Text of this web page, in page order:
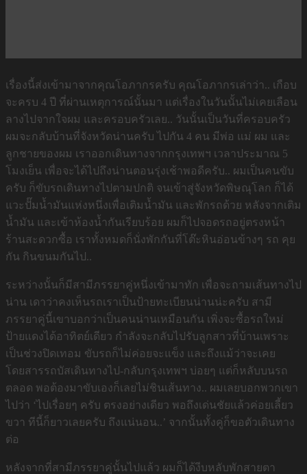
เรื่องนี้ส่งเข้ามาจากคุณโอภากรครับ คุณโอภากรเล่าว่า.. เกือบ
จะครบ 4 ปี ที่ผ่านเหตุการณ์นั้นมา แต่เรื่องในวันนั้นไม่เคยเลือน
ลางไปจากใจผม และครอบครัวเลย.. วันนั้นเป็นวันที่ครอบครัว
ผมจะกลับบ้านที่จังหวัดน่านครับ ไปกัน 4 คน มีพ่อ แม่ ผม และ
ลูกชายของผม เราออกเดินทางจากกรุงเทพฯ เวลาประมาณ 5
โมงเย็น เพื่อจะได้ไปถึงน่านตอนรุ่งเช้าพอดีครับ.. ผมเป็นคนขับ
ครับ ก็ขับรถเดินทางไปตามปกติ จนเข้าสู่จังหวัดพิษณุโลก ก็ได้
แวะปั๊มน้ำมันแห่งหนึ่งเพื่อเติมน้ำมัน และพักรถด้วย หลังจากเติม
น้ำมัน และเข้าห้องน้ำกันเรียบร้อย ผมก็ไปจอดรถอยู่ตรงหน้า
ร้านสะดวกซื้อ เราทั้งหมดก็นั่งพักกันที่โต๊ะหินอ่อนข้างๆ รถ คุย
กัน กินขนมกันไป..
ระหว่างนั้นก็มีสามีภรรยาคู่หนึ่งเข้ามาทัก เพื่อจะถามเส้นทางไป
น่าน เดาว่าคงเห็นรถเราเป็นป้ายทะเบียนน่านน่ะครับ สามี
ภรรยาคู่นี้เขาบอกว่าเป็นคนน่านเหมือนกัน เพิ่งจะซื้อรถใหม่
ป้ายแดงได้อาทิตย์เดียว กำลังจะกลับไปรับลูกสาวที่บ้านเพราะ
เป็นช่วงปิดเทอม ขับรถก็ไม่ค่อยจะแข็ง และถึงแม้ว่าจะเคย
โดยสารรถบัสเดินทางไป-กลับกรุงเทพฯ บ่อยๆ แต่ก็หลับบนรถ
ตลอด พอต้องมาขับเองก็เลยไม่ชินเส้นทาง.. ผมเลยบอกพวกเขา
ไปว่า ‘ไปเรื่อยๆ ครับ ตรงอย่างเดียว พอถึงเด่นชัยแล้วค่อยเลี้ยว
ขวา ทีนี้ก็ยาวเลยครับ ถึงแน่นอน..’ จากนั้นทั้งคู่ก็ขอตัวเดินทาง
ต่อ
หลังจากที่สามีภรรยาคู่นั้นไปแล้ว ผมก็ได้งีบหลับพักสายตา